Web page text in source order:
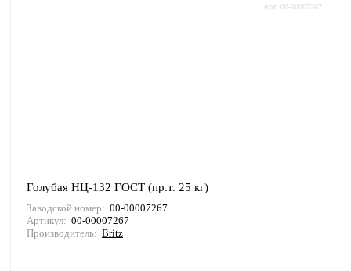
Арт: 00-00007267
Голубая НЦ-132 ГОСТ (пр.т. 25 кг)
Заводской номер: 00-00007267
Артикул: 00-00007267
Производитель: Britz